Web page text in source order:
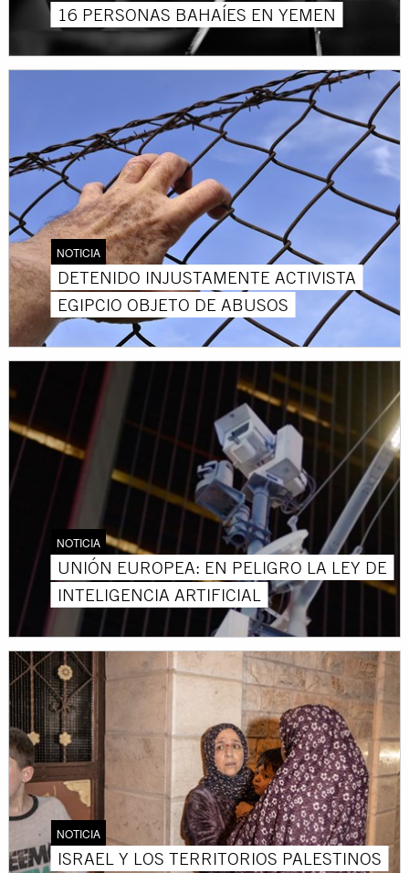
16 PERSONAS BAHAÍES EN YEMEN
NOTICIA
DETENIDO INJUSTAMENTE ACTIVISTA
EGIPCIO OBJETO DE ABUSOS
NOTICIA
UNIÓN EUROPEA: EN PELIGRO LA LEY DE
INTELIGENCIA ARTIFICIAL
NOTICIA
ISRAEL Y LOS TERRITORIOS PALESTINOS